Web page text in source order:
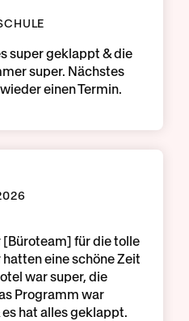
super geklappt & die
super. Nächstes
einen Termin.
für die tolle
eine schöne Zeit
war super, die
Programm war
hat alles geklappt.